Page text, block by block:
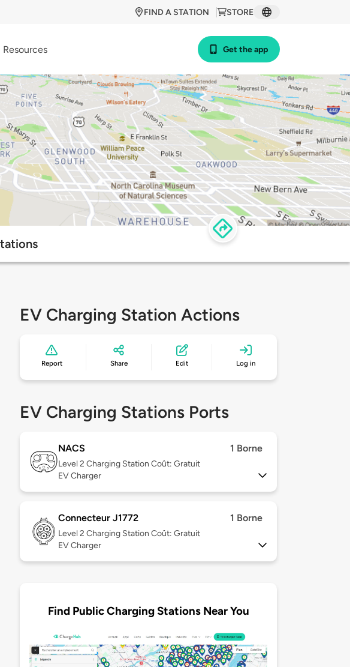
STORE
FIND A STATION
Resources Get the app
EV Charging Station Actions
Report Share Edit Log in
EV Charging Stations Ports
NACS 1 Borne
Level 2 Charging Station Coût: Gratuit
EV Charger
Connecteur J1772 1 Borne
Level 2 Charging Station Coût: Gratuit
EV Charger
Find Public Charging Stations Near You